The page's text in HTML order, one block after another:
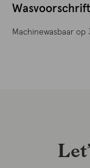
Machinewasbaar op